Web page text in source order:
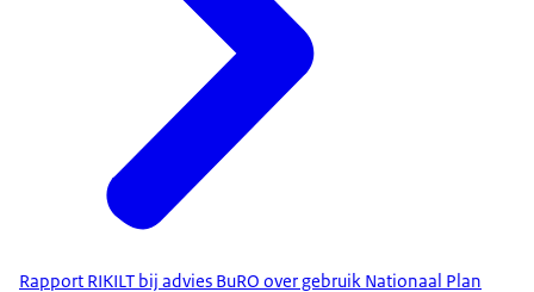
Rapport RIKILT bij advies BuRO over gebruik Nationaal Plan